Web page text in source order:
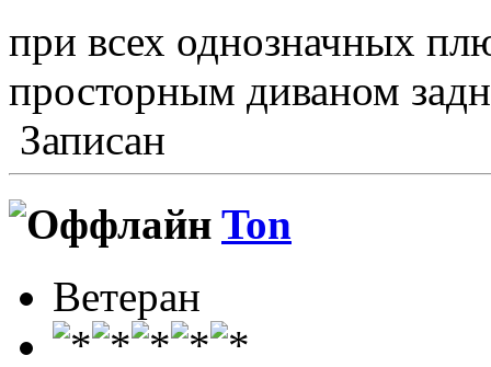
при всех однозначных
просторным диваном
Записан
Ton
Ветеран